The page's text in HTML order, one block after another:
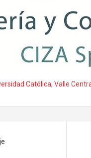
Católica, Valle